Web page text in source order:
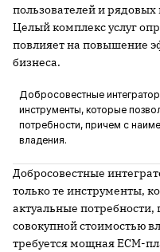
пользователей и рядовых
Целый комплекс услуг
повлияет на повышение
бизнеса.
Добросовестные
инструменты, которые
потребности, причем с
владения.
Добросовестные
только те инструменты,
актуальные
совокупной стоимостью
требуется мощная ECM-